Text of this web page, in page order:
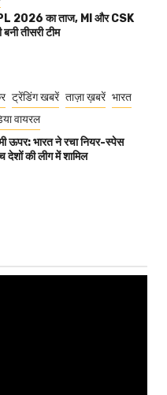
2026 का ताज, MI और CSK
तीसरी टीम
ट्रेंडिंग खबरें ताज़ा ख़बरें भारत
वायरल
ऊपर: भारत ने रचा नियर-स्पेस
देशों की लीग में शामिल